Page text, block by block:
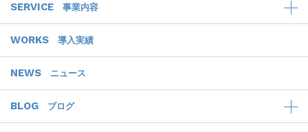
SERVICE 事業内容
WORKS 導入実績
NEWS ニュース
BLOG ブログ